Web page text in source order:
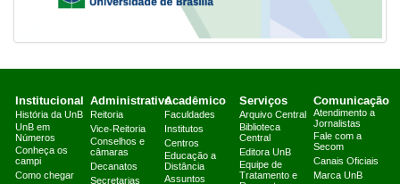
Institucional
História da UnB
UnB em
Números
Conheça os
campi
Como chegar
Administrativo
Reitoria
Vice-Reitoria
Conselhos e
câmaras
Decanatos
Secretarias
Acadêmico
Faculdades
Institutos
Centros
Educação a
Distância
Assuntos
Serviços
Arquivo Central
Biblioteca
Central
Editora UnB
Equipe de
Tratamento e
Comunicação
Atendimento a
Jornalistas
Fale com a
Secom
Canais Oficiais
Marca UnB